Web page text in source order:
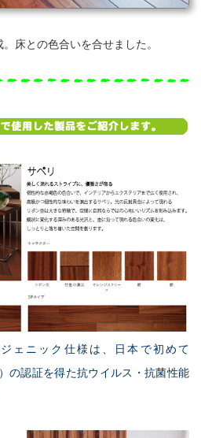
床との色合いを合せました。
ェニック仕様は、
日本で初めて
の認証を得た抗ウイルス・抗菌性能